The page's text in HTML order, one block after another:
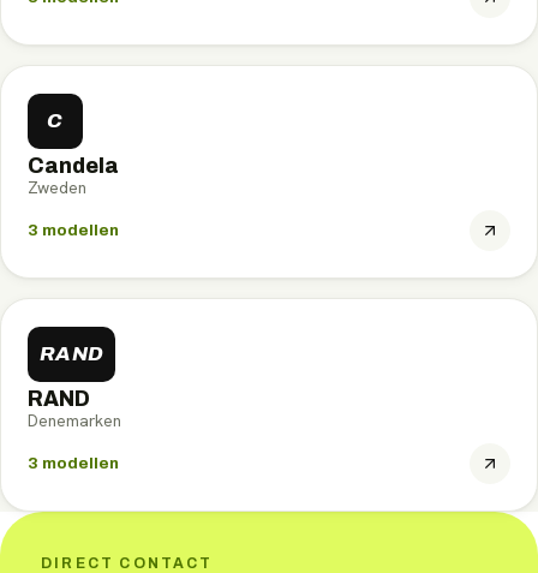
C
Candela
Zweden
3 modellen
RAND
RAND
Denemarken
3 modellen
DIRECT CONTACT